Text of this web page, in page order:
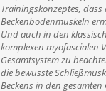
Trainingskonzeptes,
Beckenbodenmuskeln
Und auch in den
komplexen myofascialen
Gesamtsystem zu
die bewusste
Beckens in den